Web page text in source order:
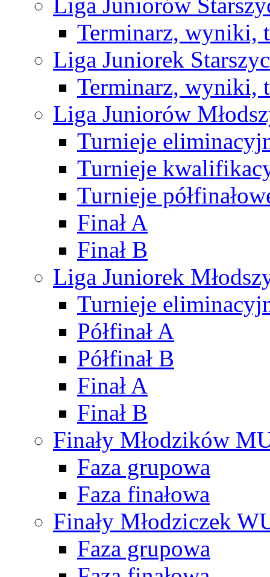
Terminarz, wyniki,
Liga Juniorek
Terminarz, wyniki,
Liga Juniorów
Turnieje
Turnieje
Turnieje
Finał A
Finał B
Liga Juniorek
Turnieje
Półfinał A
Półfinał B
Finał A
Finał B
Finały Młodzików
Faza grupowa
Faza finałowa
Finały Młodziczek
Faza grupowa